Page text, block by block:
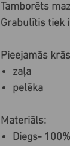
Tamborēts
Grabulītis tiek
Pieejamās
zaļa
pelēka
Materiāls:
Diegs-